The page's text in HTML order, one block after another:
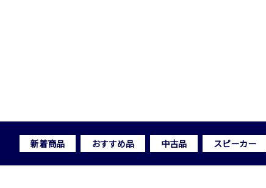
新着商品 おすすめ品 中古品 スピーカー